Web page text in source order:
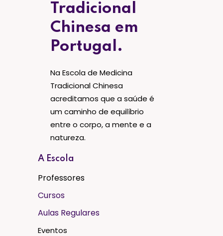
Tradicional
Chinesa em
Portugal.
Na Escola de Medicina
Tradicional Chinesa
acreditamos que a saúde é
um caminho de equilíbrio
entre o corpo, a mente e a
natureza.
A Escola
Professores
Cursos
Aulas Regulares
Eventos